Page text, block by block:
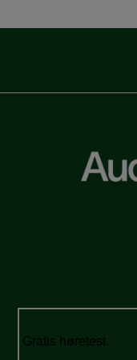
Gratis høretest